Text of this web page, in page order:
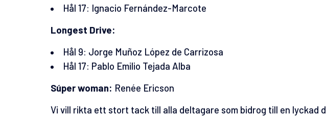
Hål 17: Ignacio Fernández-Marcote
Longest Drive:
Hål 9: Jorge Muñoz López de Carrizosa
Hål 17: Pablo Emilio Tejada Alba
Súper woman: Renée Ericson
Vi vill rikta ett stort tack till alla deltagare som bidrog till en lyckad